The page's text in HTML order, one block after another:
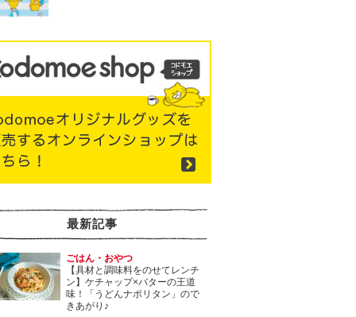
最新記事
ごはん・おやつ
【具材と調味料をのせてレンチ
ン】ケチャップ×バターの王道
味！「うどんナポリタン」ので
きあがり♪